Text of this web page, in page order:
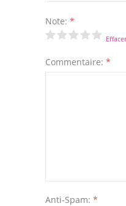
Note: *
Effacer
Commentaire: *
Anti-Spam: *